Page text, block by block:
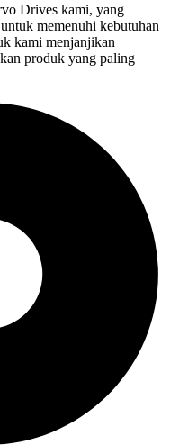
Drives kami, yang
memenuhi kebutuhan
kami menjanjikan
produk yang paling